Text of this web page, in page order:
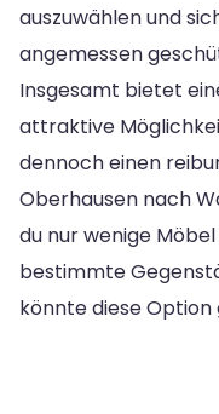
auszuwählen und
angemessen
Insgesamt bietet
attraktive
dennoch einen
Oberhausen nach
du nur wenige
bestimmte
könnte diese Option